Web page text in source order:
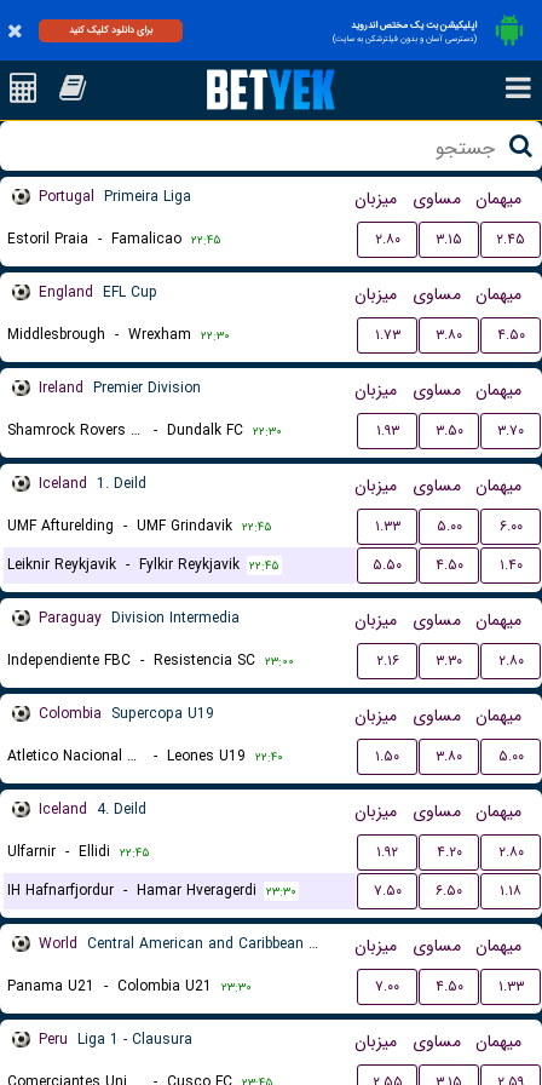
اپلیکیشن بت یک مختص اندروید
(دسترسی آسان و بدون فیلترشکن به سایت)
برای دانلود کلیک کنید
Portugal Primeira Liga میزبان مساوی میهمان
Estoril Praia - Famalicao ۲۲:۴۵ ۲.۸۰ ۳.۱۵ ۲.۴۵
England EFL Cup میزبان مساوی میهمان
Middlesbrough - Wrexham ۲۲:۳۰ ۱.۷۳ ۳.۸۰ ۴.۵۰
Ireland Premier Division میزبان مساوی میهمان
Shamrock Rovers FC - Dundalk FC ۲۲:۳۰ ۱.۹۳ ۳.۵۰ ۳.۷۰
Iceland 1. Deild میزبان مساوی میهمان
UMF Afturelding - UMF Grindavik ۲۲:۴۵ ۱.۳۳ ۵.۰۰
۶.۰۰
Leiknir Reykjavik - Fylkir Reykjavik ۲۲:۴۵ ۵.۵۰ ۴.۵۰ ۱.۴۰
Paraguay Division Intermedia میزبان مساوی میهمان
Independiente FBC - Resistencia SC ۲۳:۰۰ ۲.۱۶ ۳.۳۰ ۲.۸۰
Colombia Supercopa U19 میزبان مساوی میهمان
Atletico Nacional Medellin U19 - Leones U19 ۲۲:۴۰ ۱.۵۰ ۳.۸۰ ۵.۰۰
Iceland 4. Deild میزبان مساوی میهمان
Ulfarnir - Ellidi ۲۲:۴۵ ۱.۹۲ ۴.۲۰
۲.۸۰
IH Hafnarfjordur - Hamar Hveragerdi ۲۳:۳۰ ۷.۵۰ ۶.۵۰ ۱.۱۸
World Central American and Caribbean Games میزبان مساوی میهمان
Panama U21 - Colombia U21 ۲۳:۳۰ ۷.۰۰ ۴.۵۰ ۱.۳۳
Peru Liga 1 - Clausura میزبان مساوی میهمان